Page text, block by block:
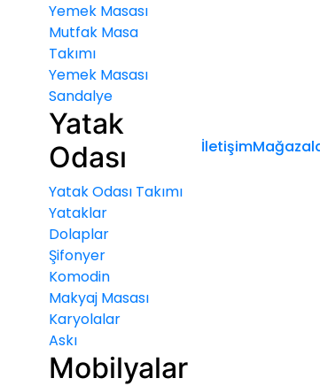
Yemek Masası
Mutfak Masa
Takımı
Yemek Masası
Sandalye
Yatak
Odası
Yatak Odası Takımı
Yataklar
Dolaplar
Şifonyer
Komodin
Makyaj Masası
Karyolalar
Askı
Mobilyalar
İletişim